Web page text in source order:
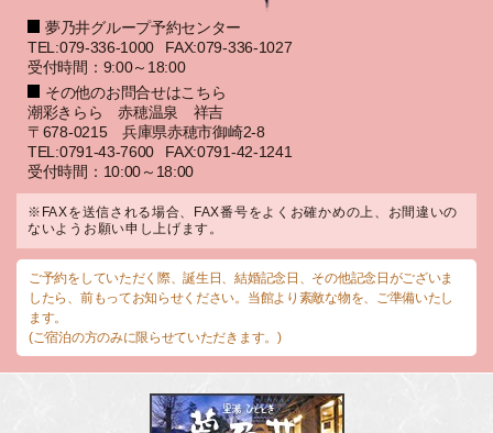
夢乃井グループ予約センター
TEL:079-336-1000
FAX:079-336-1027
受付時間：9:00～18:00
その他のお問合せはこちら
潮彩きらら 赤穂温泉 祥吉
〒678-0215 兵庫県赤穂市御崎2-8
TEL:0791-43-7600
FAX:0791-42-1241
受付時間：10:00～18:00
※FAXを送信される場合、FAX番号をよくお確かめの上、お間違いの
ないようお願い申し上げます。
ご予約をしていただく際、誕生日、結婚記念日、その他記念日がございま
したら、前もってお知らせください。当館より素敵な物を、ご準備いたし
ます。
(ご宿泊の方のみに限らせていただきます。)